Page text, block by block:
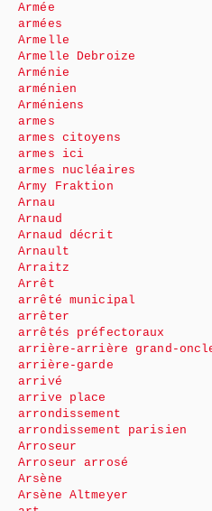
Armée
armées
Armelle
Armelle Debroize
Arménie
arménien
Arméniens
armes
armes citoyens
armes ici
armes nucléaires
Army Fraktion
Arnau
Arnaud
Arnaud décrit
Arnault
Arraitz
Arrêt
arrêté municipal
arrêter
arrêtés préfectoraux
arrière-arrière grand-
arrière-garde
arrivé
arrive place
arrondissement
arrondissement parisien
Arroseur
Arroseur arrosé
Arsène
Arsène Altmeyer